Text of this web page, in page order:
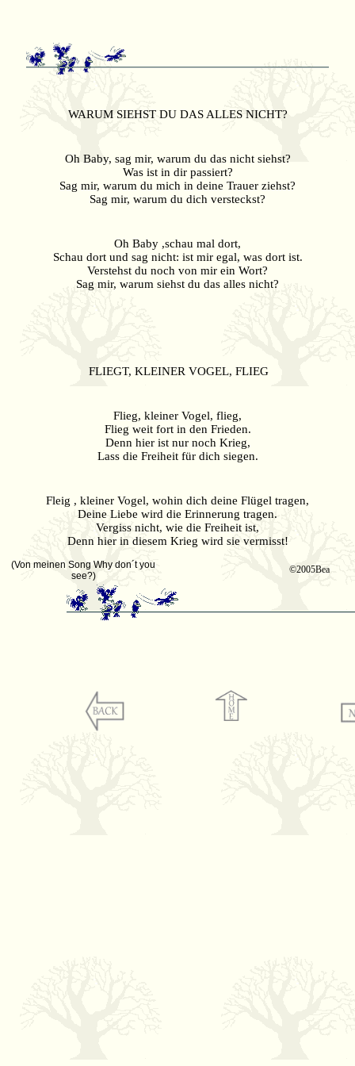
WARUM SIEHST DU DAS ALLES NICHT?
Oh Baby, sag mir, warum du das nicht siehst?
Was ist in dir passiert?
Sag mir, warum du mich in deine Trauer ziehst?
Sag mir, warum du dich versteckst?
Oh Baby ,schau mal dort,
Schau dort und sag nicht: ist mir egal, was dort ist.
Verstehst du noch von mir ein Wort?
Sag mir, warum siehst du das alles nicht?
FLIEGT, KLEINER VOGEL, FLIEG
Flieg, kleiner Vogel, flieg,
Flieg weit fort in den Frieden.
Denn hier ist nur noch Krieg,
Lass die Freiheit für dich siegen.
Fleig , kleiner Vogel, wohin dich deine Flügel tragen,
Deine Liebe wird die Erinnerung tragen.
Vergiss nicht, wie die Freiheit ist,
Denn hier in diesem Krieg wird sie vermisst!
(Von meinen Song Why don´t you
see?)
©2005Bea